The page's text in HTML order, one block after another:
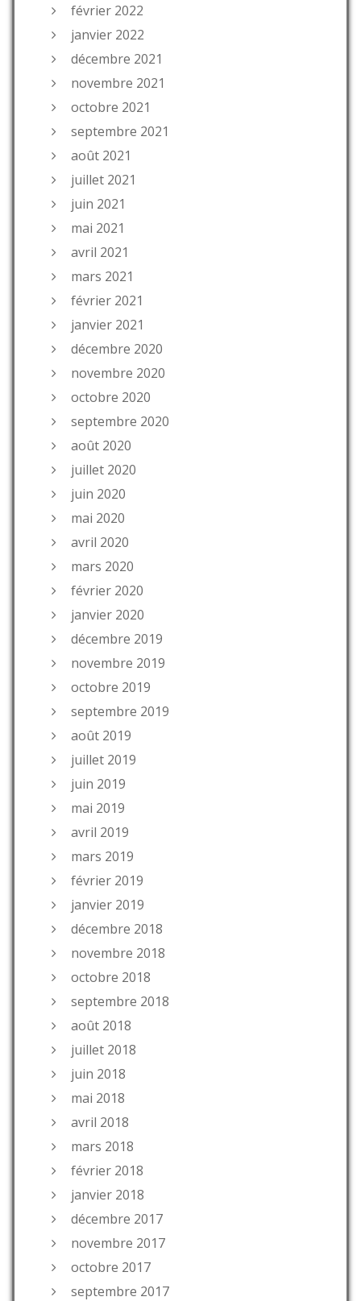
février 2022
janvier 2022
décembre 2021
novembre 2021
octobre 2021
septembre 2021
août 2021
juillet 2021
juin 2021
mai 2021
avril 2021
mars 2021
février 2021
janvier 2021
décembre 2020
novembre 2020
octobre 2020
septembre 2020
août 2020
juillet 2020
juin 2020
mai 2020
avril 2020
mars 2020
février 2020
janvier 2020
décembre 2019
novembre 2019
octobre 2019
septembre 2019
août 2019
juillet 2019
juin 2019
mai 2019
avril 2019
mars 2019
février 2019
janvier 2019
décembre 2018
novembre 2018
octobre 2018
septembre 2018
août 2018
juillet 2018
juin 2018
mai 2018
avril 2018
mars 2018
février 2018
janvier 2018
décembre 2017
novembre 2017
octobre 2017
septembre 2017